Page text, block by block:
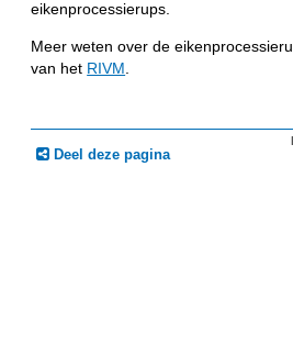
eikenprocessierups.
Meer weten over de
van het RIVM
Deel deze pagina